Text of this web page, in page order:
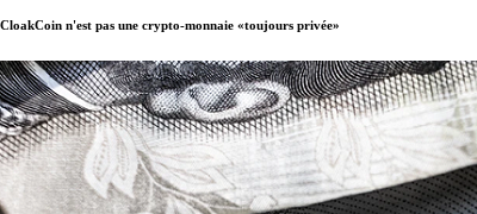
CloakCoin n'est pas une crypto-monnaie «toujours privée»